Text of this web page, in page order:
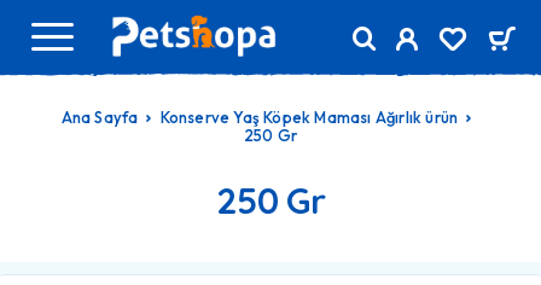
Ana Sayfa
Konserve Yaş Köpek Maması Ağırlık ürün
250 Gr
250 Gr